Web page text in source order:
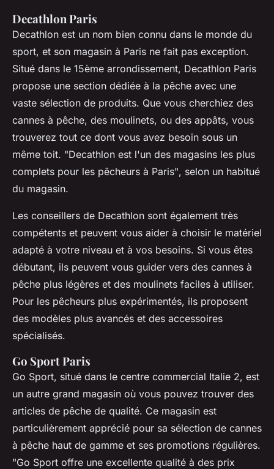
Decathlon Paris
Decathlon est un nom bien connu dans le monde du
sport, et son magasin à Paris ne fait pas exception.
Situé dans le 15ème arrondissement, Decathlon Paris
propose une section dédiée à la pêche avec une
vaste sélection de produits. Que vous cherchiez des
cannes à pêche, des moulinets, ou des appâts, vous
trouverez tout ce dont vous avez besoin sous un
même toit. "Decathlon est l'un des magasins les plus
complets pour les pêcheurs à Paris", selon un habitué
du magasin.
Les conseillers de Decathlon sont également très
compétents et peuvent vous aider à choisir le matériel
adapté à votre niveau et à vos besoins. Si vous êtes
débutant, ils peuvent vous guider vers des cannes à
pêche plus légères et des moulinets faciles à utiliser.
Pour les pêcheurs plus expérimentés, ils proposent
des modèles plus avancés et des accessoires
spécialisés.
Go Sport Paris
Go Sport, situé dans le centre commercial Italie 2, est
un autre grand magasin où vous pouvez trouver des
articles de pêche de qualité. Ce magasin est
particulièrement apprécié pour sa sélection de cannes
à pêche haut de gamme et ses promotions régulières.
"Go Sport offre une excellente qualité à des prix